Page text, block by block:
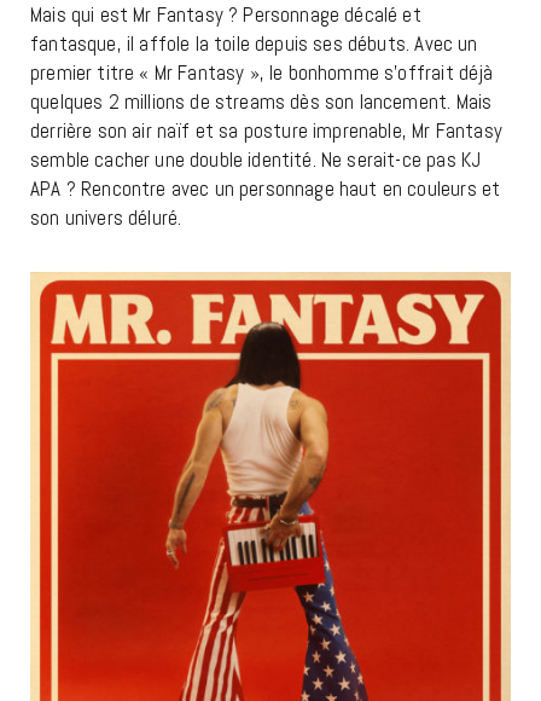
Mais qui est Mr Fantasy ? Personnage décalé et
fantasque, il affole la toile depuis ses débuts. Avec un
premier titre « Mr Fantasy », le bonhomme s’offrait déjà
quelques 2 millions de streams dès son lancement. Mais
derrière son air naïf et sa posture imprenable, Mr Fantasy
semble cacher une double identité. Ne serait-ce pas KJ
APA ? Rencontre avec un personnage haut en couleurs et
son univers déluré.